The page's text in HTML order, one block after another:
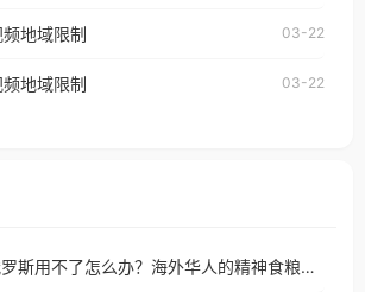
限制所困扰。
题，且仅能在中国大陆地区播放。 遇到这个问题
收听网易云音乐地区版权限制」的问题，无论人在
地域限制 03-22
地域限制 03-22
蜻蜓FM在俄罗斯用不了怎么办？海外华人的精神食粮补给方案